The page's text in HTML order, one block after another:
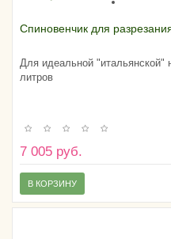
Спиновенчик для
Для идеальной "итальянской"
литров
7 005 руб.
В КОРЗИНУ